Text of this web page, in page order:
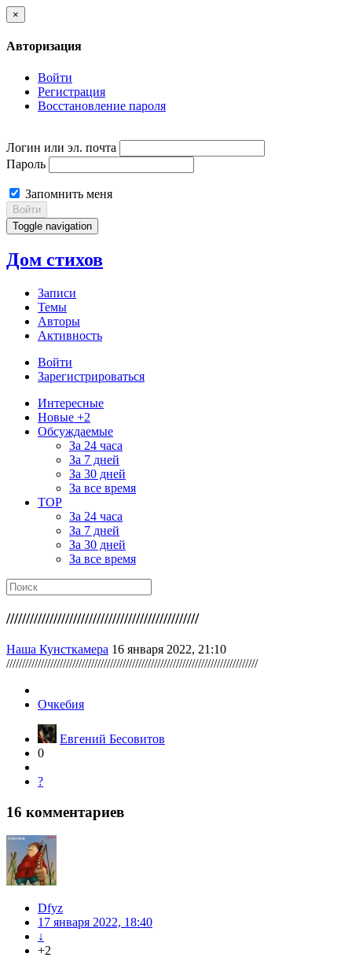
×
Авторизация
Войти
Регистрация
Восстановление пароля
Логин или эл. почта
Пароль
Запомнить меня
Войти
Toggle navigation
Дом стихов
Записи
Темы
Авторы
Активность
Войти
Зарегистрироваться
Интересные
Новые +2
Обсуждаемые
За 24 часа
За 7 дней
За 30 дней
За все время
TOP
За 24 часа
За 7 дней
За 30 дней
За все время
/////////////////////////////////////////////////
Наша Кунсткамера 16 января 2022, 21:10
////////////////////////////////////////////////////////////////////////////////
Очкебия
Евгений Бесовитов
0
?
16 комментариев
Dfyz
17 января 2022, 18:40
↓
+2